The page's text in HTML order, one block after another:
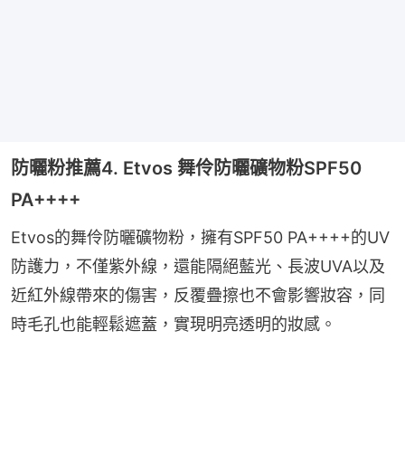
防曬粉推薦4. Etvos 舞伶防曬礦物粉SPF50
PA++++
Etvos的舞伶防曬礦物粉，擁有SPF50 PA++++的UV
防護力，不僅紫外線，還能隔絕藍光、長波UVA以及
近紅外線帶來的傷害，反覆疊擦也不會影響妝容，同
時毛孔也能輕鬆遮蓋，實現明亮透明的妝感。